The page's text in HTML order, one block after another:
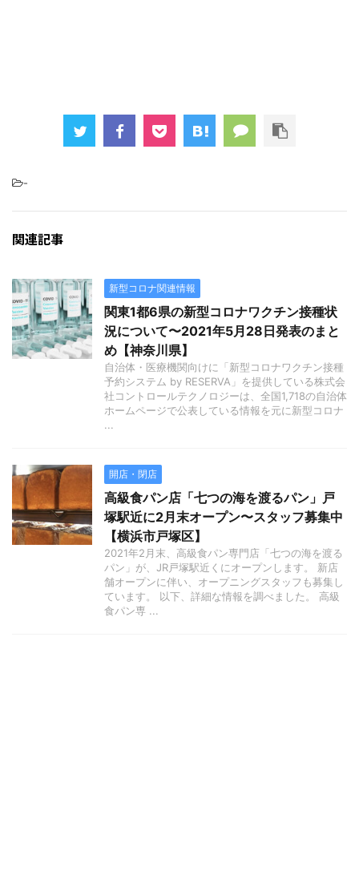
-
関連記事
新型コロナ関連情報
関東1都6県の新型コロナワクチン接種状
況について〜2021年5月28日発表のまと
め【神奈川県】
自治体・医療機関向けに「新型コロナワクチン接種
予約システム by RESERVA」を提供している株式会
社コントロールテクノロジーは、全国1,718の自治体
ホームページで公表している情報を元に新型コロナ
...
開店・閉店
高級食パン店「七つの海を渡るパン」戸
塚駅近に2月末オープン〜スタッフ募集中
【横浜市戸塚区】
2021年2月末、高級食パン専門店「七つの海を渡る
パン」が、JR戸塚駅近くにオープンします。 新店
舗オープンに伴い、オープニングスタッフも募集し
ています。 以下、詳細な情報を調べました。 高級
食パン専 ...